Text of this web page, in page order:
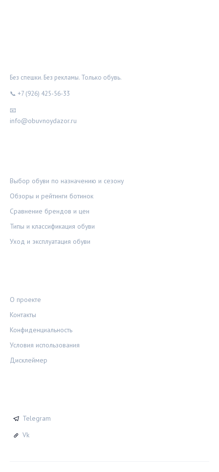
Без спешки. Без рекламы. Только обувь.
📞 +7 (926) 425-56-33
📧
info@obuvnoydazor.ru
Выбор обуви по назначению и сезону
Обзоры и рейтинги ботинок
Сравнение брендов и цен
Типы и классификация обуви
Уход и эксплуатация обуви
О проекте
Контакты
Конфиденциальность
Условия использования
Дисклеймер
Telegram
Vk